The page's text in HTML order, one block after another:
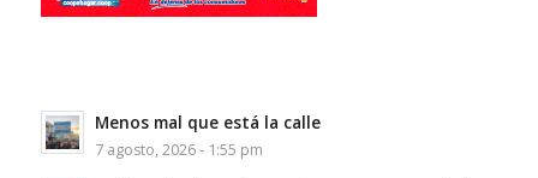
Menos mal que está la calle
7 agosto, 2026 - 1:55 pm